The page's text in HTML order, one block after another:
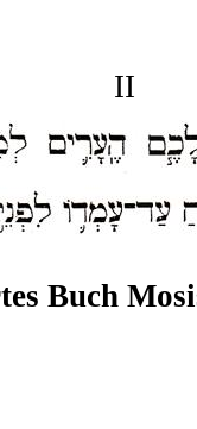
II
Buch